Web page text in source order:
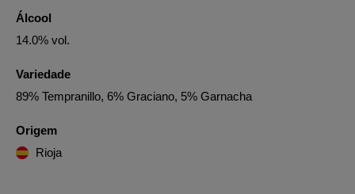
Álcool
14.0% vol.
Variedade
89% Tempranillo, 6% Graciano, 5% Garnacha
Origem
Rioja